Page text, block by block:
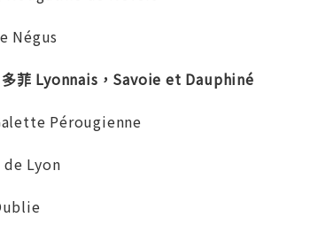
Négus
多菲 Lyonnais，Savoie et Dauphiné
Pérougienne
de Lyon